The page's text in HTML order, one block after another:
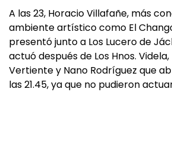
A las 23, Horacio Villafañe, más
ambiente artístico como El
presentó junto a Los Lucero de
actuó después de Los Hnos. Videla,
Vertiente y Nano Rodríguez que
las 21.45, ya que no pudieron